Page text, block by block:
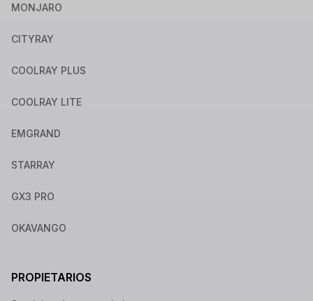
MONJARO
CITYRAY
COOLRAY PLUS
COOLRAY LITE
EMGRAND
STARRAY
GX3 PRO
OKAVANGO
PROPIETARIOS